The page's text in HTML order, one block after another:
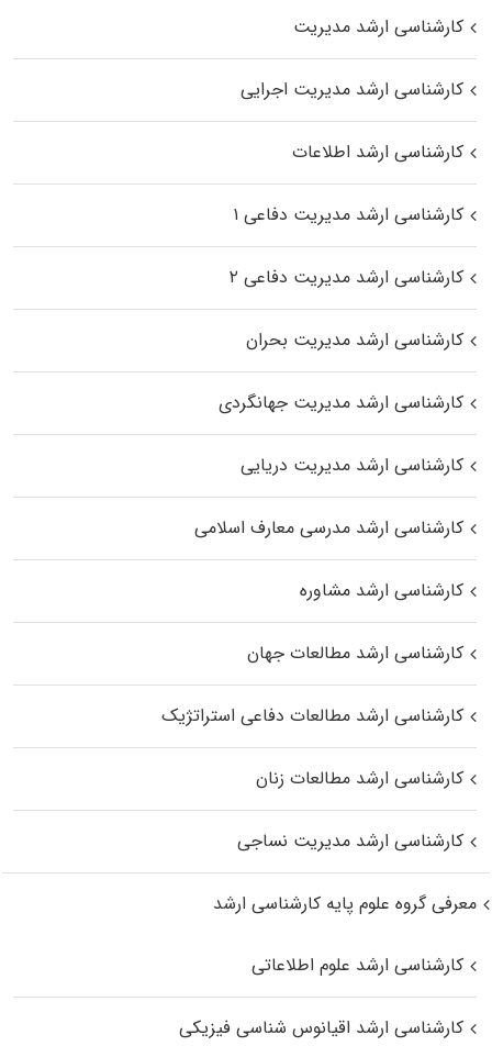
کارشناسی ارشد مدیریت
کارشناسی ارشد مدیریت اجرایی
کارشناسی ارشد اطلاعات
کارشناسی ارشد مدیریت دفاعی ۱
کارشناسی ارشد مدیریت دفاعی ۲
کارشناسی ارشد مدیریت بحران
کارشناسی ارشد مدیریت جهانگردی
کارشناسی ارشد مدیریت دریایی
کارشناسی ارشد مدرسی معارف اسلامی
کارشناسی ارشد مشاوره
کارشناسی ارشد مطالعات جهان
کارشناسی ارشد مطالعات دفاعی استراتژیک
کارشناسی ارشد مطالعات زنان
کارشناسی ارشد مدیریت نساجی
معرفی گروه علوم پایه کارشناسی ارشد
کارشناسی ارشد علوم اطلاعاتی
کارشناسی ارشد اقیانوس‌ شناسی فیزیکی